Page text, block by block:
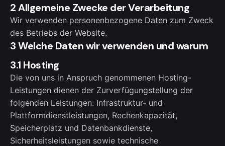
2 Allgemeine Zwecke der Verarbeitung
Wir verwenden personenbezogene Daten zum Zweck
des Betriebs der Website.
3 Welche Daten wir verwenden und warum
3.1 Hosting
Die von uns in Anspruch genommenen Hosting-
Leistungen dienen der Zurverfügungstellung der
folgenden Leistungen: Infrastruktur- und
Plattformdienstleistungen, Rechenkapazität,
Speicherplatz und Datenbankdienste,
Sicherheitsleistungen sowie technische